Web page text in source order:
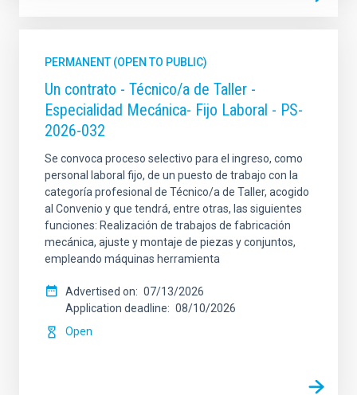
PERMANENT (OPEN TO PUBLIC)
Un contrato - Técnico/a de Taller -
Especialidad Mecánica- Fijo Laboral - PS-
2026-032
Se convoca proceso selectivo para el ingreso, como
personal laboral fijo, de un puesto de trabajo con la
categoría profesional de Técnico/a de Taller, acogido
al Convenio y que tendrá, entre otras, las siguientes
funciones: Realización de trabajos de fabricación
mecánica, ajuste y montaje de piezas y conjuntos,
empleando máquinas herramienta
Advertised on
07/13/2026
Application deadline
08/10/2026
Open